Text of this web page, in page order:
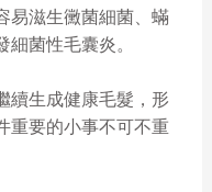
易滋生黴菌細菌、蟎
菌性毛囊炎。
續生成健康毛髮，形
重要的小事不可不重